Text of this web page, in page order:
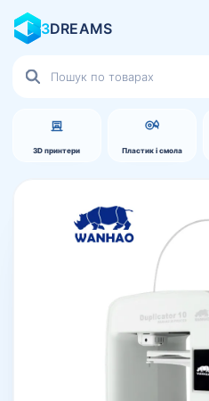
3DREAMS
3D принтери Пластик і смола
товарів